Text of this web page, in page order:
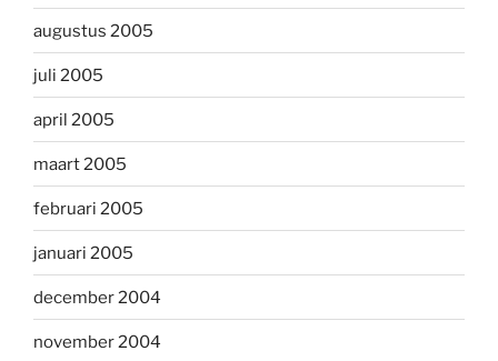
augustus 2005
juli 2005
april 2005
maart 2005
februari 2005
januari 2005
december 2004
november 2004